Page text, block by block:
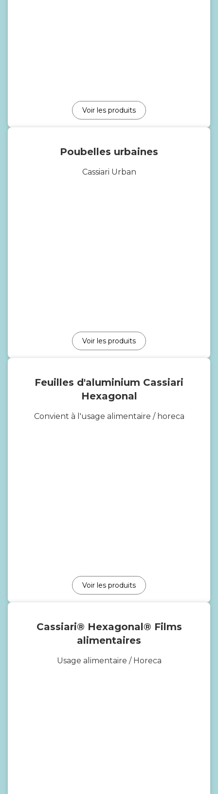
Voir les produits
Poubelles urbaines
Cassiari Urban
Voir les produits
Feuilles d'aluminium Cassiari
Hexagonal
Convient à l'usage alimentaire / horeca
Voir les produits
Cassiari® Hexagonal® Films
alimentaires
Usage alimentaire / Horeca